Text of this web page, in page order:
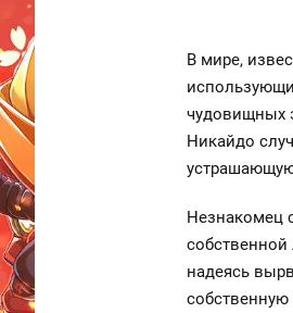
В мире,
чудовищных
Никайдо
Незнакомец
надеясь
собственную